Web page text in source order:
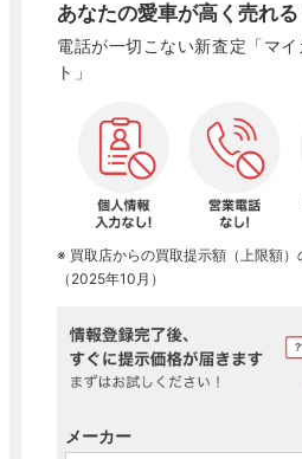
あなたの愛車が高く売れる
電話が一切こない新査定「マイ
ト」
※ 買取店からの買取提示額（上限額）
（2025年10月）
メーカー